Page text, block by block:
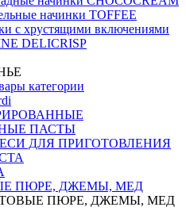
начинки TOFFEE
с хрустящими включениями
DELICRISP
категории
ПАСТЫ
ДЛЯ ПРИГОТОВЛЕНИЯ
ПЮРЕ, ДЖЕМЫ, МЕД
ПЮРЕ, ДЖЕМЫ, МЕД